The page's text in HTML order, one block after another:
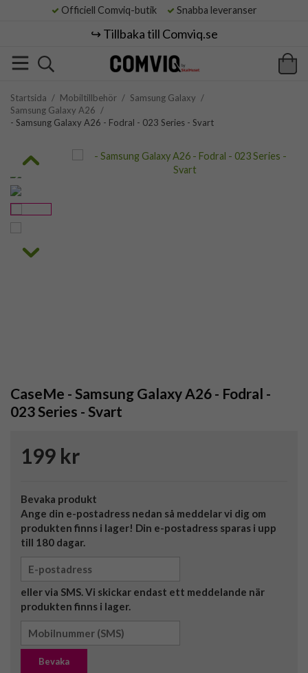
Officiell Comviq-butik Snabba leveranser
↪️ Tillbaka till Comviq.se
Startsida / Mobiltillbehör / Samsung Galaxy /
Samsung Galaxy A26 /
- Samsung Galaxy A26 - Fodral - 023 Series - Svart
CaseMe - Samsung Galaxy A26 - Fodral -
023 Series - Svart
199 kr
Bevaka produkt
Ange din e-postadress nedan så meddelar vi dig om
produkten finns i lager! Din e-postadress sparas i upp
till 180 dagar.
eller via SMS. Vi skickar endast ett meddelande när
produkten finns i lager.
Bevaka